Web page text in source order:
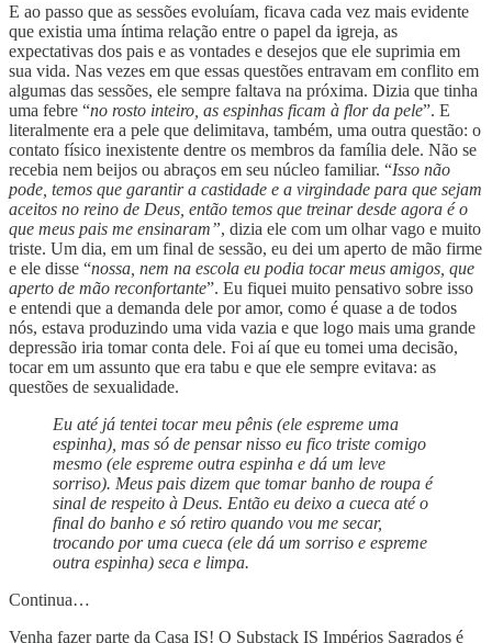
E ao passo que as sessões evoluíam, ficava cada vez mais evidente
que existia uma íntima relação entre o papel da igreja, as
expectativas dos pais e as vontades e desejos que ele suprimia em
sua vida. Nas vezes em que essas questões entravam em conflito em
algumas das sessões, ele sempre faltava na próxima. Dizia que tinha
uma febre “no rosto inteiro, as espinhas ficam à flor da pele”. E
literalmente era a pele que delimitava, também, uma outra questão: o
contato físico inexistente dentre os membros da família dele. Não se
recebia nem beijos ou abraços em seu núcleo familiar. “Isso não
pode, temos que garantir a castidade e a virgindade para que sejam
aceitos no reino de Deus, então temos que treinar desde agora é o
que meus pais me ensinaram”, dizia ele com um olhar vago e muito
triste. Um dia, em um final de sessão, eu dei um aperto de mão firme
e ele disse “nossa, nem na escola eu podia tocar meus amigos, que
aperto de mão reconfortante”. Eu fiquei muito pensativo sobre isso
e entendi que a demanda dele por amor, como é quase a de todos
nós, estava produzindo uma vida vazia e que logo mais uma grande
depressão iria tomar conta dele. Foi aí que eu tomei uma decisão,
tocar em um assunto que era tabu e que ele sempre evitava: as
questões de sexualidade.
Eu até já tentei tocar meu pênis (ele espreme uma
espinha), mas só de pensar nisso eu fico triste comigo
mesmo (ele espreme outra espinha e dá um leve
sorriso). Meus pais dizem que tomar banho de roupa é
sinal de respeito à Deus. Então eu deixo a cueca até o
final do banho e só retiro quando vou me secar,
trocando por uma cueca (ele dá um sorriso e espreme
outra espinha) seca e limpa.
Continua…
Venha fazer parte da Casa IS! O Substack IS Impérios Sagrados é